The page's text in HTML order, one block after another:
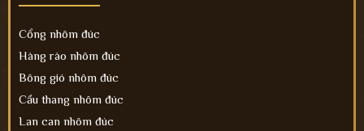
Cổng nhôm đúc
Hàng rào nhôm đúc
Bông gió nhôm đúc
Cầu thang nhôm đúc
Lan can nhôm đúc